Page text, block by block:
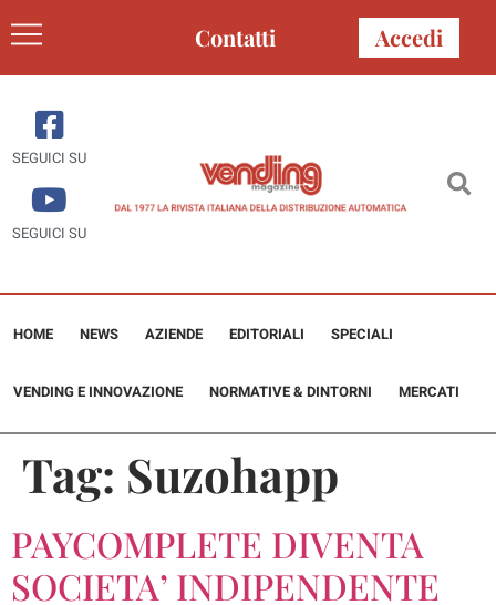
Contatti Accedi
SEGUICI SU
SEGUICI SU
HOME NEWS AZIENDE EDITORIALI SPECIALI
VENDING E INNOVAZIONE NORMATIVE & DINTORNI MERCATI
Tag: Suzohapp
PAYCOMPLETE DIVENTA
SOCIETA’ INDIPENDENTE